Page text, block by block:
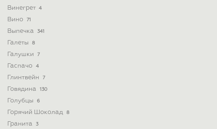
Винегрет 4
Вино 71
Выпечка 341
Галеты 8
Галушки 7
Гаспачо 4
Глинтвейн 7
Говядина 130
Голубцы 6
Горячий Шоколад 8
Гранита 3